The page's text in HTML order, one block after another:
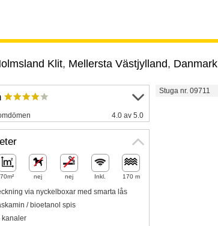
Klit, Mellersta Västjylland, Danmark
Stuga nr. 09711
4.0 av 5.0
70m² nej nej Inkl. 170 m
via nyckelboxar med smarta lås
/ bioetanol spis
kanaler